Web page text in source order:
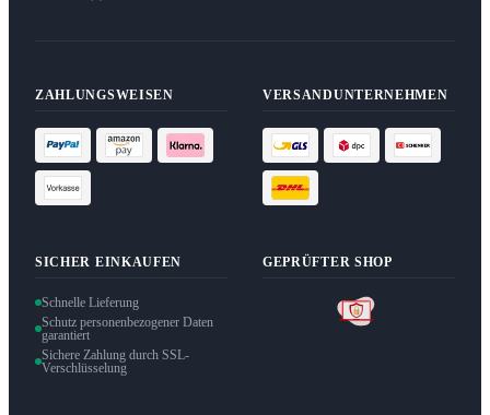
ZAHLUNGSWEISEN VERSANDUNTERNEHMEN
SICHER EINKAUFEN
Schnelle Lieferung
Schutz personenbezogener Daten
garantiert
Sichere Zahlung durch SSL-
Verschlüsselung
GEPRÜFTER SHOP